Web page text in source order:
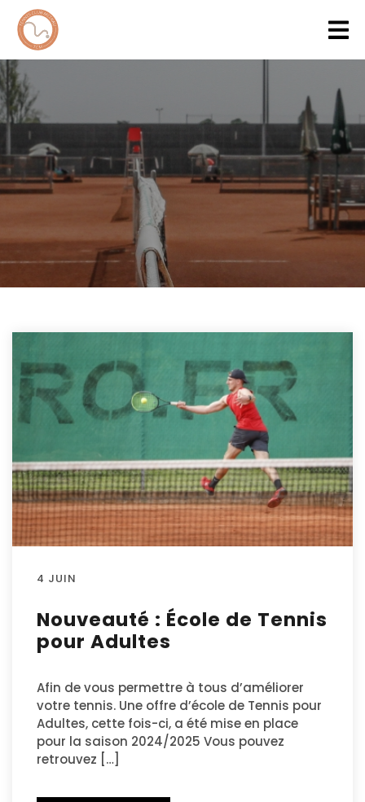
4 JUIN
Nouveauté : École de Tennis
pour Adultes
Afin de vous permettre à tous d’améliorer
votre tennis. Une offre d’école de Tennis pour
Adultes, cette fois-ci, a été mise en place
pour la saison 2024/2025 Vous pouvez
retrouvez […]